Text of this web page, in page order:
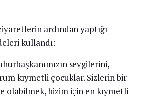
ardından yaptığı
kullandı:
sevgilerini,
kıymetli çocuklar. Sizlerin bir
olabilmek, bizim için en kıymetli